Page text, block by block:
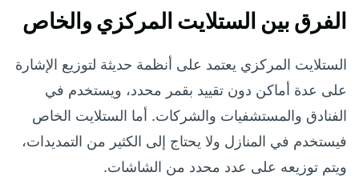
الفرق بين الستلايت المركزي والخاص
الستلايت المركزي يعتمد على أنظمة حديثة لتوزيع الإشارة
على عدة أماكن دون تقييد بقمر محدد، ويستخدم في
الفنادق والمستشفيات والشركات. أما الستلايت الخاص
فيستخدم في المنازل ولا يحتاج إلى الكثير من التمديدات،
ويتم توزيعه على عدد محدد من الشاشات.